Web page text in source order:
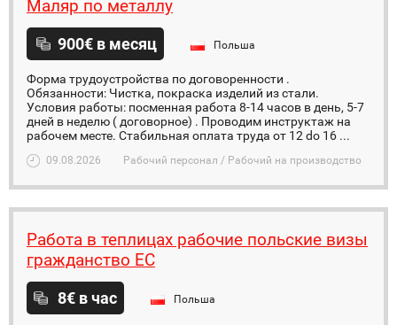
Маляр по металлу
900€ в месяц Польша
Форма трудоустройства по договоренности .
Обязанности: Чистка, покраска изделий из стали.
Условия работы: посменная работа 8-14 часов в день, 5-7
дней в неделю ( договорное) . Проводим инструктаж на
рабочем месте. Стабильная оплата труда от 12 do 16 ...
09.08.2026 Рабочий персонал / Рабочий на производство
Работа в теплицах рабочие польские визы
гражданство EC
8€ в час Польша